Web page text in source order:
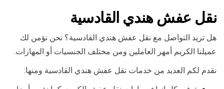
نقل عفش هندي القادسية
هل تريد التواصل مع نقل عفش هندي القادسية؟ نحن نؤمن لك
عميلنا الكريم أمهر العاملين ومن مختلف الجنسيات أو المهارات.
نقدم لكم العديد من خدمات نقل عفش هندي القادسية ومنها: